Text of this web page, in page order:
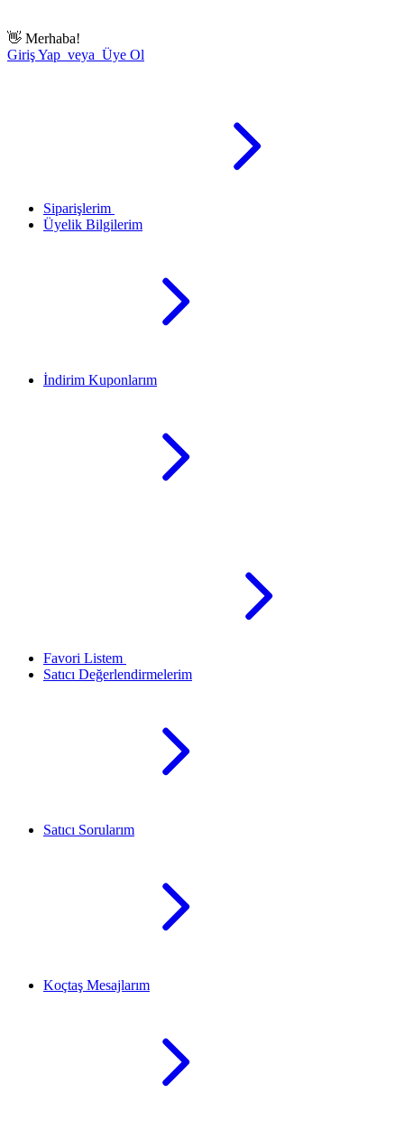
👋 Merhaba!
Giriş Yap veya Üye Ol
Siparişlerim
Üyelik Bilgilerim
İndirim Kuponlarım
Favori Listem
Satıcı Değerlendirmelerim
Satıcı Sorularım
Koçtaş Mesajlarım